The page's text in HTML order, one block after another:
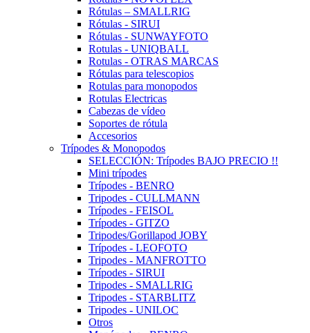
Rótulas – SMALLRIG
Rótulas - SIRUI
Rótulas - SUNWAYFOTO
Rotulas - UNIQBALL
Rotulas - OTRAS MARCAS
Rótulas para telescopios
Rotulas para monopodos
Rotulas Electricas
Cabezas de vídeo
Soportes de rótula
Accesorios
Trípodes & Monopodos
SELECCIÓN: Trípodes BAJO PRECIO !!
Mini trípodes
Trípodes - BENRO
Tripodes - CULLMANN
Trípodes - FEISOL
Trípodes - GITZO
Tripodes/Gorillapod JOBY
Trípodes - LEOFOTO
Tripodes - MANFROTTO
Trípodes - SIRUI
Tripodes - SMALLRIG
Tripodes - STARBLITZ
Tripodes - UNILOC
Otros